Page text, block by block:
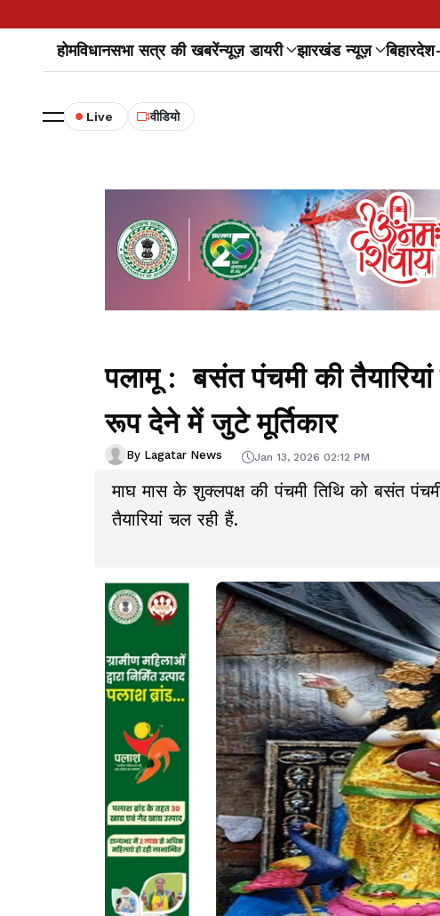
होमविधानसभा सत्र की खबरेंन्यूज़ डायरी झारखंड न्यूज़ बिहार
Live वीडियो
पलामू : बसंत पंचमी की तैयारियां
रूप देने में जुटे मूर्तिकार
By Lagatar News Jan 13, 2026 02:12 PM
माघ मास के शुक्लपक्ष की पंचमी तिथि को बसंत
तैयारियां चल रही हैं.